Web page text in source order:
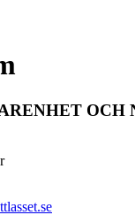
OCH